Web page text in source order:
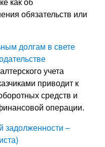
как об
обязательств или
долгам в свете
учета
приводит к
средств и
операции.
задолженности –